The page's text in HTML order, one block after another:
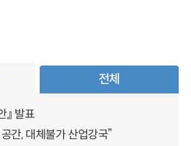
전체
』 발표
간, 대체불가 산업강국”